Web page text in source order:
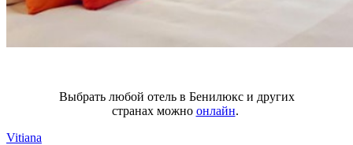
Выбрать любой отель в Бенилюкс и других
странах можно онлайн.
Vitiana